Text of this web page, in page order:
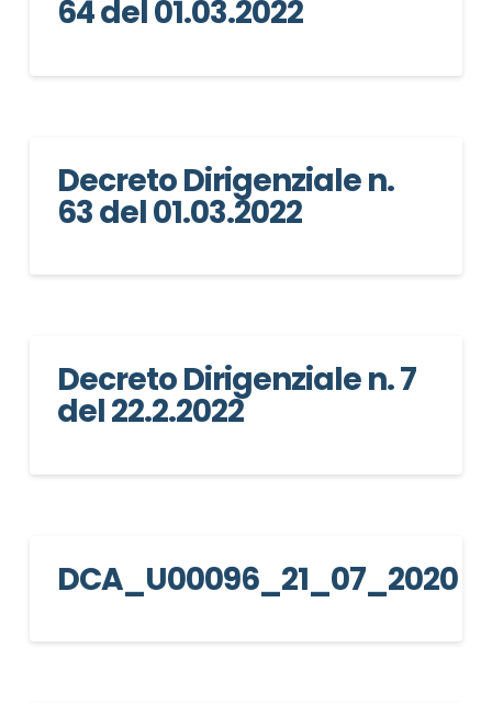
64 del 01.03.2022
Decreto Dirigenziale n.
63 del 01.03.2022
Decreto Dirigenziale n. 7
del 22.2.2022
DCA_U00096_21_07_2020
NOME STRUTTURA*
MOTIVO DEL CONTATTO